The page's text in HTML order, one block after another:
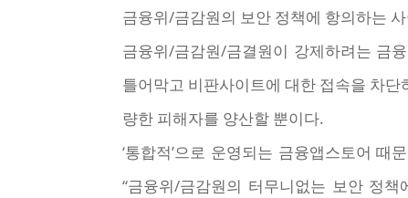
금융위/금감원의 보안 정책에 항의하는
금융위/금감원/금결원이 강제하려는 금
틀어막고 비판사이트에 대한 접속을 차
량한 피해자를 양산할 뿐이다.
‘통합적’으로 운영되는 금융앱스토어
“금융위/금감원의 터무니없는 보안 정책